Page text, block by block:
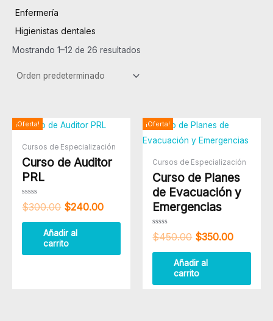
Enfermería
Higienistas dentales
Mostrando 1–12 de 26 resultados
¡Oferta!
Cursos de Especialización
Curso de Auditor
PRL
Valorado
con
de
$300.00
El
original
era:
$240.00
actual
es:
Añadir al
carrito
¡Oferta!
Cursos de Especialización
Curso de Planes
de Evacuación y
Emergencias
Valorado
con
de
$450.00
El
precio
original
era:
$450.00.
$350.00
precio
actual
es:
Añadir al
carrito